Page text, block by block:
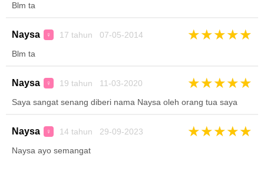
Blm ta
Naysa ♀ 17 tahun 07-05-2014 ★★★★★
Blm ta
Naysa ♀ 19 tahun 11-03-2020 ★★★★★
Saya sangat senang diberi nama Naysa oleh orang tua saya
Naysa ♀ 14 tahun 29-09-2023 ★★★★★
Naysa ayo semangat